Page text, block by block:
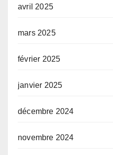
avril 2025
mars 2025
février 2025
janvier 2025
décembre 2024
novembre 2024